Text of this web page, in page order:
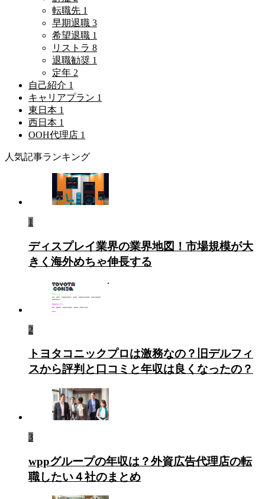
転職先 1
早期退職 3
希望退職 1
リストラ 8
退職勧奨 1
定年 2
自己紹介 1
キャリアプラン 1
東日本 1
西日本 1
OOH代理店 1
人気記事ランキング
1
ディスプレイ業界の業界地図！市場規模が大
きく海外めちゃ伸長する
2
トヨタコニックプロは激務なの？旧デルフィ
スから評判と口コミと年収は良くなったの？
3
wppグループの年収は？外資広告代理店の転
職したい４社のまとめ